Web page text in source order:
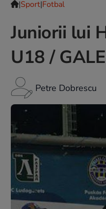
|Sport|Fotbal
Juniorii lui
U18 /
Petre Dobrescu